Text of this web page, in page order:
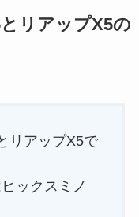
リアップX5の
リアップX5で
ックスミノ